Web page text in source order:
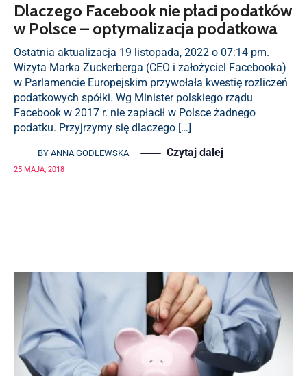
Dlaczego Facebook nie płaci podatków
w Polsce – optymalizacja podatkowa
Ostatnia aktualizacja 19 listopada, 2022 o 07:14 pm.
Wizyta Marka Zuckerberga (CEO i założyciel Facebooka)
w Parlamencie Europejskim przywołała kwestię rozliczeń
podatkowych spółki. Wg Minister polskiego rządu
Facebook w 2017 r. nie zapłacił w Polsce żadnego
podatku. Przyjrzymy się dlaczego […]
BY ANNA GODLEWSKA Czytaj dalej
25 MAJA, 2018